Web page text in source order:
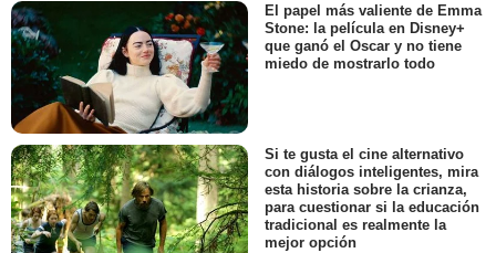
El papel más valiente de Emma
Stone: la película en Disney+
que ganó el Oscar y no tiene
miedo de mostrarlo todo
Si te gusta el cine alternativo
con diálogos inteligentes, mira
esta historia sobre la crianza,
para cuestionar si la educación
tradicional es realmente la
mejor opción